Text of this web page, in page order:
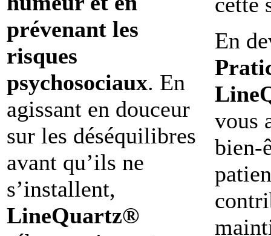
prévenant les
risques
psychosociaux. En
agissant en douceur
sur les déséquilibres
avant qu’ils ne
s’installent,
LineQuartz®
En
vous
bien-